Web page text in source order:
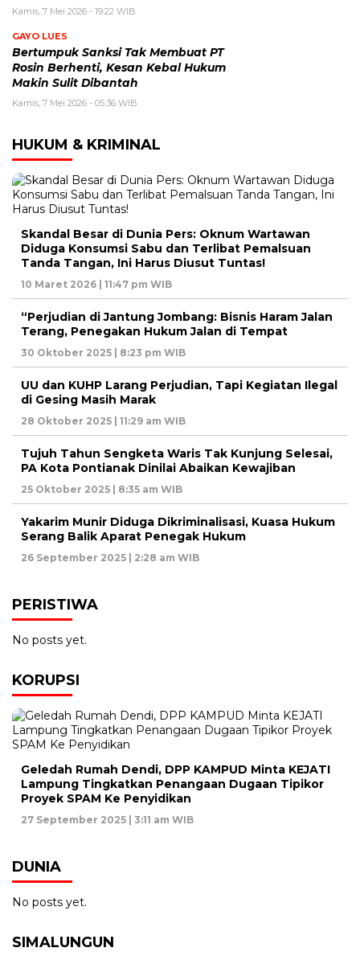
Kamis, 7 Mei 2026 - 19:22 WIB
GAYO LUES
Bertumpuk Sanksi Tak Membuat PT
Rosin Berhenti, Kesan Kebal Hukum
Makin Sulit Dibantah
Kamis, 7 Mei 2026 - 05:36 WIB
HUKUM & KRIMINAL
Skandal Besar di Dunia Pers: Oknum Wartawan
Diduga Konsumsi Sabu dan Terlibat Pemalsuan
Tanda Tangan, Ini Harus Diusut Tuntas!
10 Maret 2026 | 11:47 pm WIB
“Perjudian di Jantung Jombang: Bisnis Haram Jalan
Terang, Penegakan Hukum Jalan di Tempat
30 Oktober 2025 | 8:23 pm WIB
UU dan KUHP Larang Perjudian, Tapi Kegiatan Ilegal
di Gesing Masih Marak
28 Oktober 2025 | 11:29 am WIB
Tujuh Tahun Sengketa Waris Tak Kunjung Selesai,
PA Kota Pontianak Dinilai Abaikan Kewajiban
25 Oktober 2025 | 8:35 am WIB
Yakarim Munir Diduga Dikriminalisasi, Kuasa Hukum
Serang Balik Aparat Penegak Hukum
26 September 2025 | 2:28 am WIB
PERISTIWA
No posts yet.
KORUPSI
Geledah Rumah Dendi, DPP KAMPUD Minta KEJATI
Lampung Tingkatkan Penangaan Dugaan Tipikor
Proyek SPAM Ke Penyidikan
27 September 2025 | 3:11 am WIB
DUNIA
No posts yet.
SIMALUNGUN